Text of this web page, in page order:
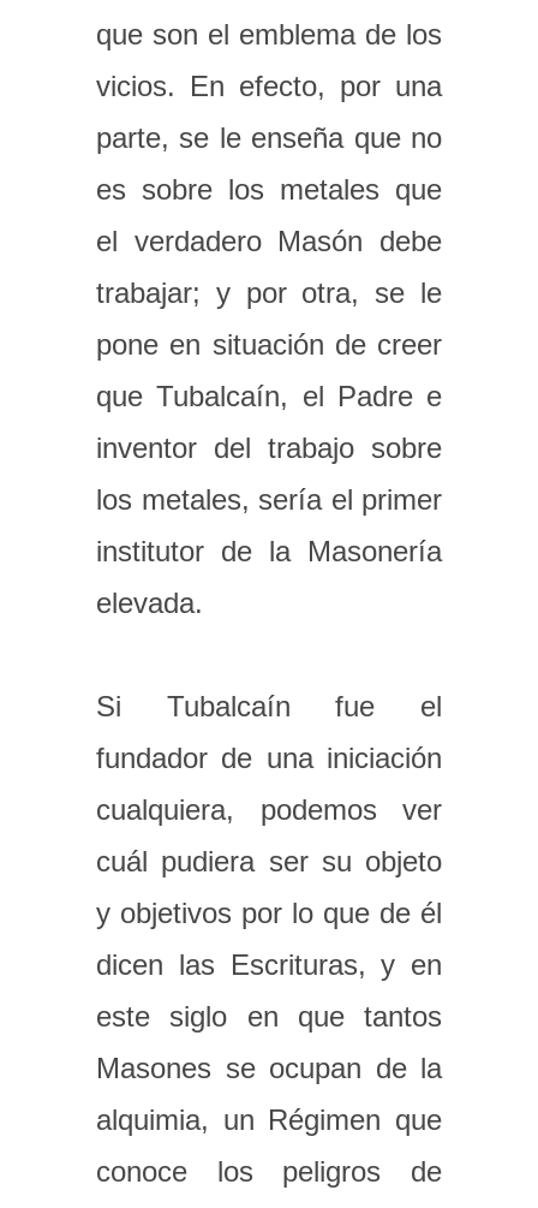
que son el emblema de los
vicios. En efecto, por una
parte, se le enseña que no
es sobre los metales que
el verdadero Masón debe
trabajar; y por otra, se le
pone en situación de creer
que Tubalcaín, el Padre e
inventor del trabajo sobre
los metales, sería el primer
institutor de la Masonería
elevada.
Si Tubalcaín fue el
fundador de una iniciación
cualquiera, podemos ver
cuál pudiera ser su objeto
y objetivos por lo que de él
dicen las Escrituras, y en
este siglo en que tantos
Masones se ocupan de la
alquimia, un Régimen que
conoce los peligros de